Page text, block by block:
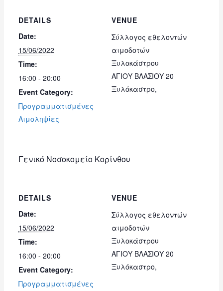
DETAILS
Date:
15/06/2022
Time:
16:00 - 20:00
Event Category:
Προγραμματισμένες
Αιμοληψίες
VENUE
Σύλλογος εθελοντών
αιμοδοτών
Ξυλοκάστρου
ΑΓΙΟΥ ΒΛΑΣΙΟΥ 20
Ξυλόκαστρο,
Γενικό Νοσοκομείο Κορίνθου
DETAILS
Date:
15/06/2022
Time:
16:00 - 20:00
Event Category:
Προγραμματισμένες
VENUE
Σύλλογος εθελοντών
αιμοδοτών
Ξυλοκάστρου
ΑΓΙΟΥ ΒΛΑΣΙΟΥ 20
Ξυλόκαστρο,